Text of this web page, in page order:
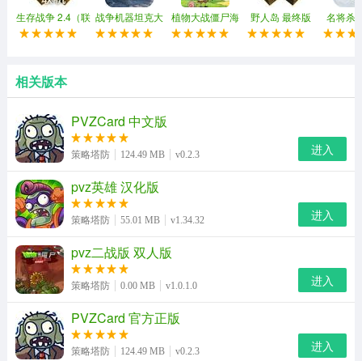
物，并确保它们的家园不被入侵。
4.嫁接机制：玩家可以将两种植物的特征结合起来，创造
生存战争 2.4（联
机版）最新版本
战争机器坦克大
战 免费版
植物大战僵尸海
绵宝宝版
野人岛 最终版 名将杀
相关版本
PVZCard 中文版
策略塔防 124.49 MB v0.2.3 进入
pvz英雄 汉化版
策略塔防 55.01 MB v1.34.32 进入
pvz二战版 双人版
策略塔防 0.00 MB v1.0.1.0 进入
PVZCard 官方正版
策略塔防 124.49 MB v0.2.3 进入